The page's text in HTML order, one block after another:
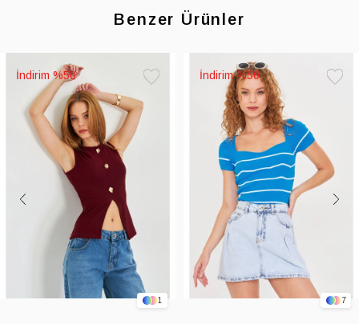
Benzer Ürünler
1
%50
7
%50